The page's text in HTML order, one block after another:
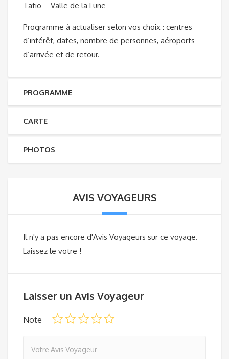
Tatio – Valle de la Lune
Programme à actualiser selon vos choix : centres
d’intérêt, dates, nombre de personnes, aéroports
d’arrivée et de retour.
PROGRAMME
CARTE
PHOTOS
AVIS VOYAGEURS
Il n'y a pas encore d'Avis Voyageurs sur ce voyage.
Laissez le votre !
Laisser un Avis Voyageur
Note